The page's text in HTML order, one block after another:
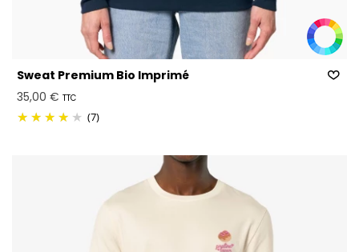
Sweat Premium Bio Imprimé
35,00 € TTC
(7)